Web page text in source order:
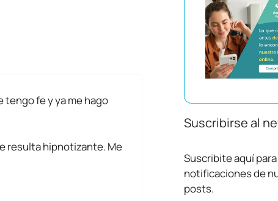
Suscribirse al
Suscribite aquí
notificaciones de
posts.
tengo fe y ya me hago
resulta hipnotizante. Me